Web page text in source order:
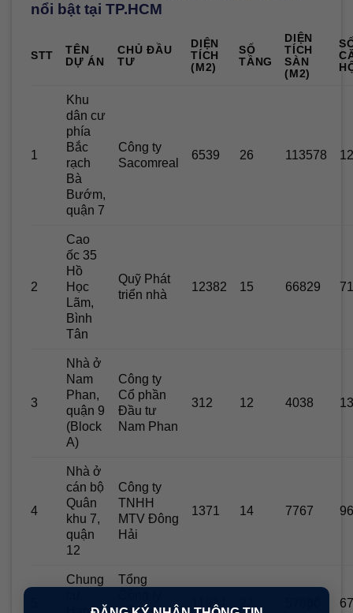
nổi bật tại TP.HCM
STT
TÊN
DỰ ÁN
CHỦ ĐẦU
TƯ
DIỆN
TÍCH
(M2)
SỐ
TẦNG
DIỆN
TÍCH
SÀN
(M2)
1
Khu
dân cư
phía
Bắc
rạch
Bà
Bướm,
quận 7
Công ty
Sacomreal
6539 26 113578
2
Cao
ốc 35
Hồ
Học
Lãm,
Bình
Tân
Quỹ Phát
triển nhà
12382 15 66829
3
Nhà ở
Nam
Phan,
quận 9
(Block
A)
Công ty
Cổ phần
Đầu tư
Nam Phan
312 12 4038
4
Nhà ở
cán bộ
Quân
khu 7,
quận
12
Công ty
TNHH
MTV Đông
Hải
1371 14 7767 96
Chung
Tổng
11934